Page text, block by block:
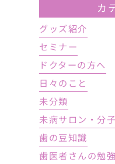
カ
グッズ紹介
セミナー
ドクターの方へ
日々のこと
未分類
未病サロン・分
歯の豆知識
歯医者さんの勉